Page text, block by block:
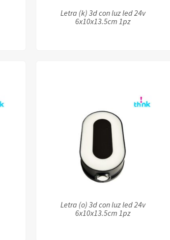
Letra (k) 3d con luz led 24v
6x10x13.5cm 1pz
Letra (o) 3d con luz led 24v
6x10x13.5cm 1pz